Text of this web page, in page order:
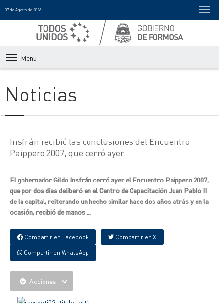
07 de Agosto de 2026
Menu
Noticias
Insfrán recibió las conclusiones del Encuentro
Paippero 2007, que cerró ayer.
El gobernador Gildo Insfrán cerró ayer el Encuentro Paippero 2007,
que por dos días deliberó en el Centro de Capacitación Juan Pablo II
de la capital, reiterando un hecho similar hace dos años atrás y en la
ocasión, recibió de manos ...
Compartir en Facebook Compartir en X
Compartir en WhatsApp
Acciones